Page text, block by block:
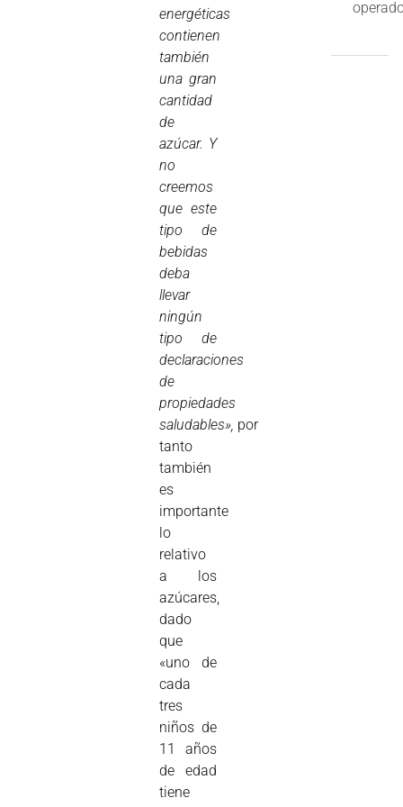
energéticas
contienen
también
una gran
cantidad
de
azúcar. Y
no
creemos
que este
tipo de
bebidas
deba
llevar
ningún
tipo de
declaraciones
de
propiedades
saludables», por
tanto
también
es
importante
lo
relativo
a los
azúcares,
dado
que
«uno de
cada
tres
niños de
11 años
de edad
tiene